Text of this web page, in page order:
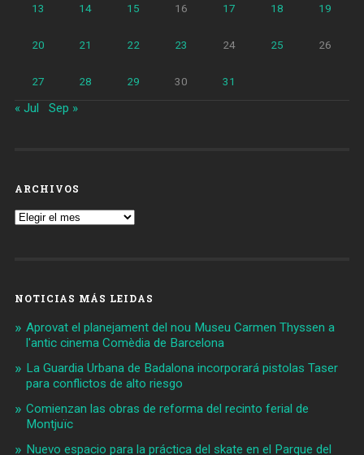
13 14 15 16 17 18 19
20 21 22 23 24 25 26
27 28 29 30 31
« Jul Sep »
ARCHIVOS
Archivos
NOTICIAS MÁS LEIDAS
Aprovat el planejament del nou Museu Carmen Thyssen a
l'antic cinema Comèdia de Barcelona
La Guardia Urbana de Badalona incorporará pistolas Taser
para conflictos de alto riesgo
Comienzan las obras de reforma del recinto ferial de
Montjuïc
Nuevo espacio para la práctica del skate en el Parque del